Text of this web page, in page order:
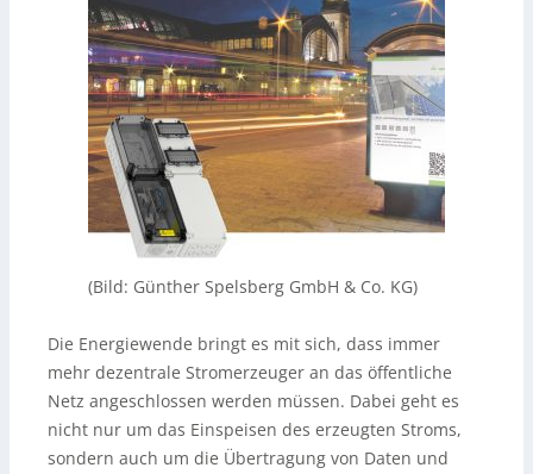
(Bild: Günther Spelsberg GmbH & Co. KG)
Die Energiewende bringt es mit sich, dass immer
mehr dezentrale Stromerzeuger an das öffentliche
Netz angeschlossen werden müssen. Dabei geht es
nicht nur um das Einspeisen des erzeugten Stroms,
sondern auch um die Übertragung von Daten und